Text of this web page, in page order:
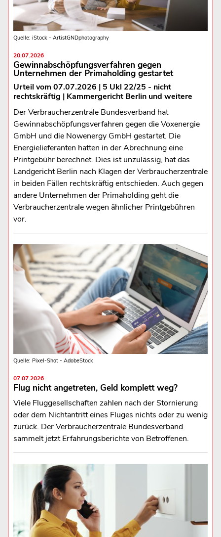
Quelle: iStock - ArtistGNDphotography
20.07.2026
Gewinnabschöpfungsverfahren gegen
Unternehmen der Primaholding gestartet
Urteil vom 07.07.2026 | 5 Ukl 22/25 - nicht
rechtskräftig | Kammergericht Berlin und weitere
Der Verbraucherzentrale Bundesverband hat
Gewinnabschöpfungsverfahren gegen die Voxenergie
GmbH und die Nowenergy GmbH gestartet. Die
Energielieferanten hatten in der Abrechnung eine
Printgebühr berechnet. Dies ist unzulässig, hat das
Landgericht Berlin nach Klagen der Verbraucherzentrale
in beiden Fällen rechtskräftig entschieden. Auch gegen
andere Unternehmen der Primaholding geht die
Verbraucherzentrale wegen ähnlicher Printgebühren
vor.
Quelle: Pixel-Shot - AdobeStock
07.07.2026
Flug nicht angetreten, Geld komplett weg?
Viele Fluggesellschaften zahlen nach der Stornierung
oder dem Nichtantritt eines Fluges nichts oder zu wenig
zurück. Der Verbraucherzentrale Bundesverband
sammelt jetzt Erfahrungsberichte von Betroffenen.